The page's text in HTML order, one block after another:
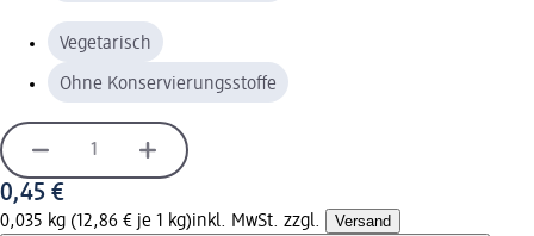
Vegetarisch
Ohne Konservierungsstoffe
0,45 €
0,035 kg (12,86 € je 1 kg)inkl. MwSt. zzgl. Versand